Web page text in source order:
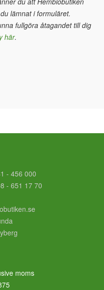
lämnat i formuläret.
fullgöra åtagandet till dig
här.
- 456 000
- 651 17 70
moms